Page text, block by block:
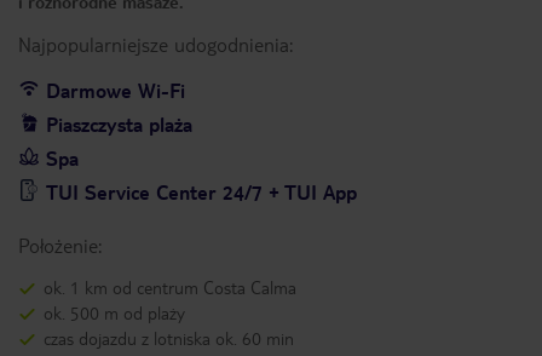
Najpopularniejsze udogodnienia:
Darmowe Wi-Fi
Piaszczysta plaża
Spa
TUI Service Center 24/7 + TUI App
Położenie:
ok. 1 km od centrum Costa Calma
ok. 500 m od plaży
czas dojazdu z lotniska ok. 60 min